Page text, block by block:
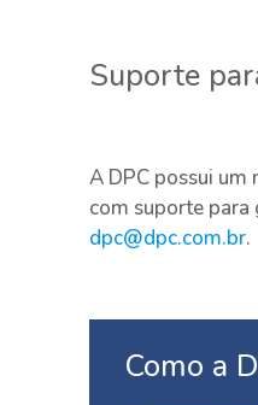
Suporte
A DPC possui um
com suporte
dpc@dpc.com.br.
Como a